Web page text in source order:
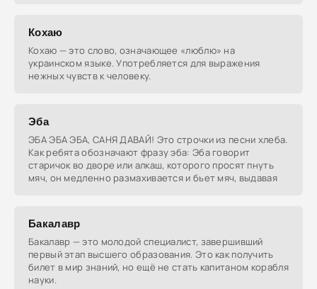
Кохаю
Кохаю — это слово, означающее «люблю» на
украинском языке. Употребляется для выражения
нежных чувств к человеку.
Эба
ЭБА ЭБА ЭБА, САНЯ ДАВАЙ! Это строчки из песни хлеба.
Как ребята обозначают фразу эба: Эба говорит
старичок во дворе или алкаш, которого просят пнуть
мяч, он медленно размахивается и бьет мяч, выдавая
Бакалавр
Бакалавр — это молодой специалист, завершивший
первый этап высшего образования. Это как получить
билет в мир знаний, но ещё не стать капитаном корабля
науки.